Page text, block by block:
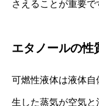
さえることが重要で
エタノールの性
可燃性液体は液体
生した蒸気が空気と